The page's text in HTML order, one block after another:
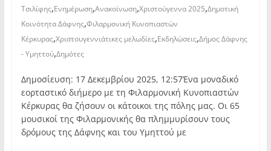
Τσιλίφης,Ενημέρωση,Ανακοίνωση,Χριστούγεννα 2025,Δημοτική
Κοινότητα Δάφνης,Φιλαρμονική Κυνοπιαστών
Κέρκυρας,Χριστουγεννιάτικες μελωδίες,Εκδηλώσεις,Δήμος Δάφνης
- Υμηττού,Δημότες
Δημοσίευση: 17 Δεκεμβρίου 2025, 12:57Ένα μοναδικό
εορταστικό διήμερο με τη Φιλαρμονική Κυνοπιαστών
Κέρκυρας θα ζήσουν οι κάτοικοι της πόλης μας. Οι 65
μουσικοί της Φιλαρμονικής θα πλημμυρίσουν τους
δρόμους της Δάφνης και του Υμηττού με